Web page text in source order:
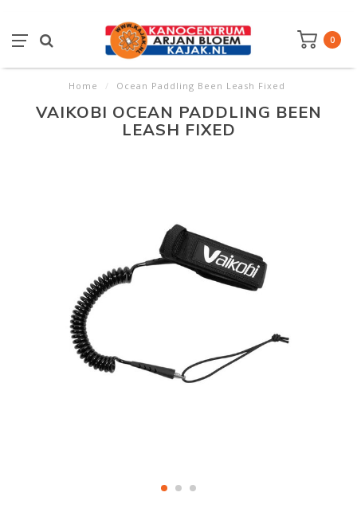
0
Home / Ocean Paddling Been Leash Fixed
VAIKOBI OCEAN PADDLING BEEN
LEASH FIXED